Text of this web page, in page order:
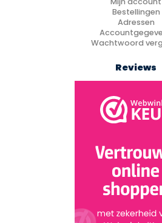
Bestellingen
Adressen
Wachtwoord
Reviews